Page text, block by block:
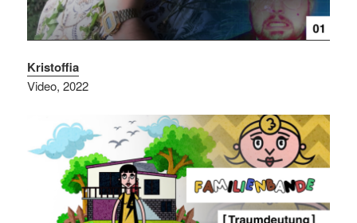
Kristoffia
Video, 2022